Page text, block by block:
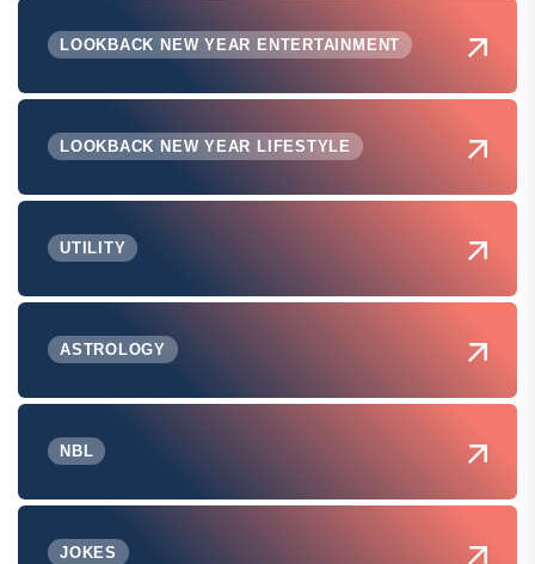
LOOKBACK NEW YEAR ENTERTAINMENT
LOOKBACK NEW YEAR LIFESTYLE
UTILITY
ASTROLOGY
NBL
JOKES